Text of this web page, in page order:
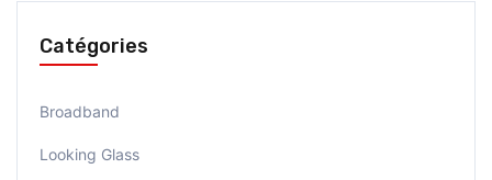
Catégories
Broadband
Looking Glass